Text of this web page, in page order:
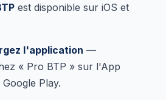
est disponible sur iOS et
l'application —
« Pro BTP » sur l'App
Play.